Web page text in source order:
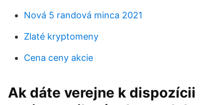
Nová 5 randová minca 2021
Zlaté kryptomeny
Cena ceny akcie
Ak dáte verejne k dispozícii